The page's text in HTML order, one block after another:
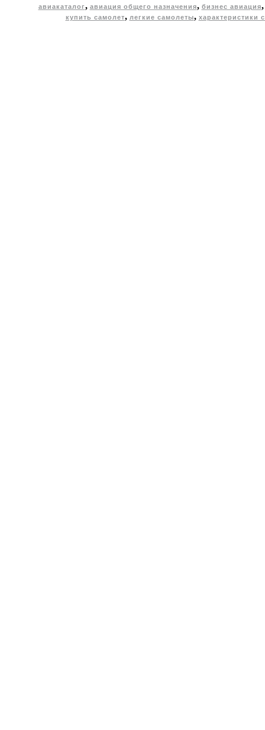
авиакаталог, авиация общего назначения, бизнес авиация
купить самолет, легкие самолеты, характеристики